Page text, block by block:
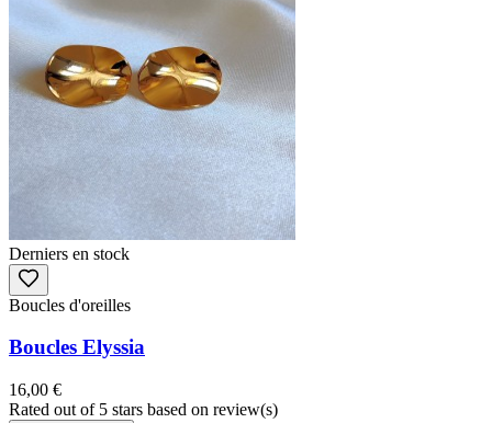
Derniers en stock
Boucles d'oreilles
Boucles Elyssia
16,00 €
Rated out of 5 stars based on review(s)